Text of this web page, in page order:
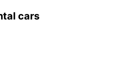
cars